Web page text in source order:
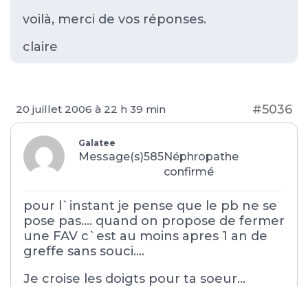
voilà, merci de vos réponses.
claire
20 juillet 2006 à 22 h 39 min #5036
Galatee
Message(s)585Néphropathe
confirmé
pour l`instant je pense que le pb ne se
pose pas…. quand on propose de fermer
une FAV c`est au moins apres 1 an de
greffe sans souci….
Je croise les doigts pour ta soeur…